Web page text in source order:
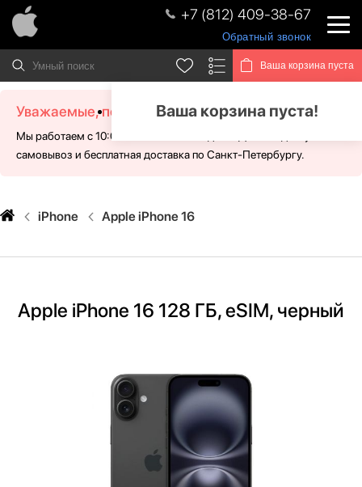
+7 (812) 409-38-67
Обратный звонок
Ваша корзина пуста
Ваша корзина пуста!
Уважаемые, посетители!
Мы работаем с 10:00 - 21:00 без выходных. Для Вас доступен
самовывоз и бесплатная доставка по Санкт-Петербургу.
iPhone Apple iPhone 16
Apple iPhone 16 128 ГБ, eSIM, черный